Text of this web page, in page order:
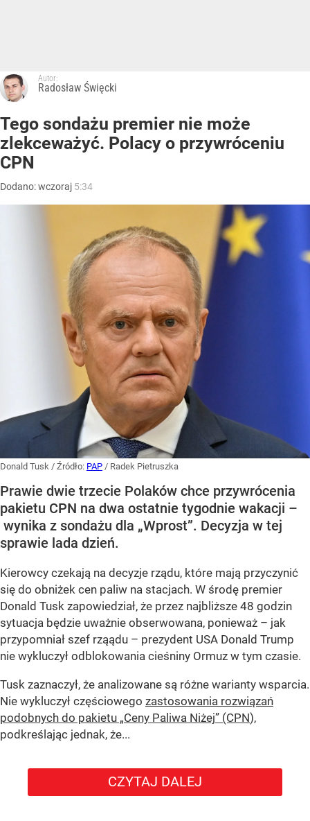
Autor:
Radosław Święcki
Tego sondażu premier nie może
zlekceważyć. Polacy o przywróceniu
CPN
Dodano:wczoraj 5:34
Donald Tusk / Źródło: PAP / Radek Pietruszka
Prawie dwie trzecie Polaków chce przywrócenia
pakietu CPN na dwa ostatnie tygodnie wakacji –
wynika z sondażu dla „Wprost”. Decyzja w tej
sprawie lada dzień.
Kierowcy czekają na decyzje rządu, które mają przyczynić
się do obniżek cen paliw na stacjach. W środę premier
Donald Tusk zapowiedział, że przez najbliższe 48 godzin
sytuacja będzie uważnie obserwowana, ponieważ – jak
przypomniał szef rząądu – prezydent USA Donald Trump
nie wykluczył odblokowania cieśniny Ormuz w tym czasie.
Tusk zaznaczył, że analizowane są różne warianty wsparcia.
Nie wykluczył częściowego zastosowania rozwiązań
podobnych do pakietu „Ceny Paliwa Niżej” (CPN),
podkreślając jednak, że...
CZYTAJ DALEJ